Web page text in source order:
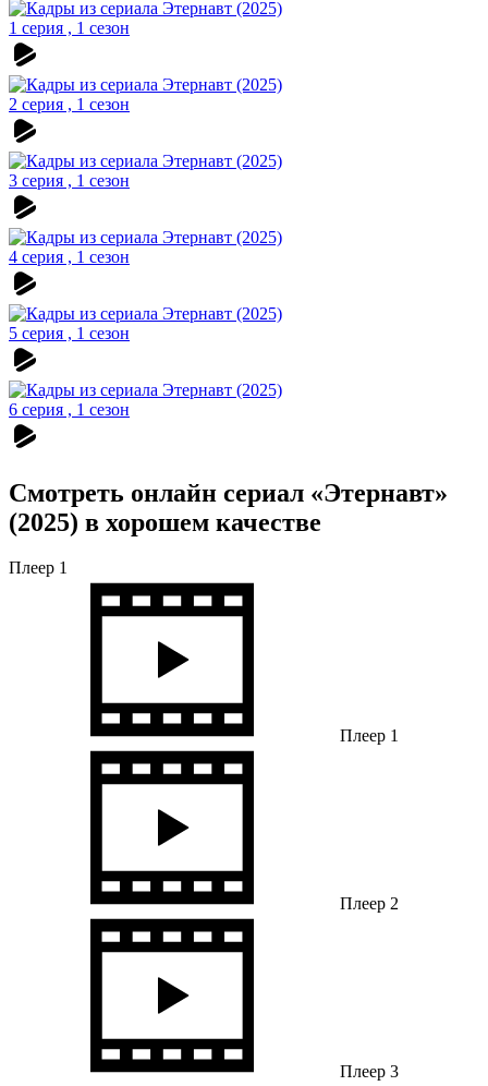
1 серия , 1 сезон
2 серия , 1 сезон
3 серия , 1 сезон
4 серия , 1 сезон
5 серия , 1 сезон
6 серия , 1 сезон
Смотреть онлайн сериал «Этернавт»
(2025) в хорошем качестве
Плеер 1
Плеер 1
Плеер 2
Плеер 3